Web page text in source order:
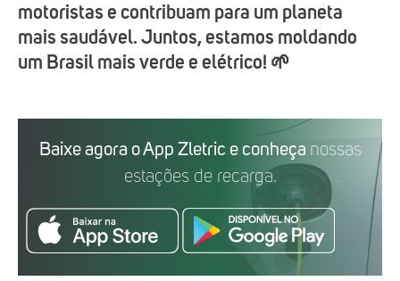
motoristas e contribuam para um planeta
mais saudável. Juntos, estamos moldando
um Brasil mais verde e elétrico! 🌱
Baixe agora o App Zletric e conheça nossas
estações de recarga.